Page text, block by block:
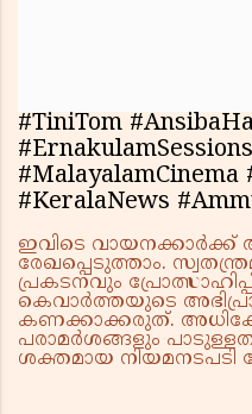
#TiniTom
#MalayalamCinema
#KeralaNews
ഇവിടെ വായനക്കാർക്ക്
രേഖപ്പെടുത്താം.
പ്രകടനവും
കെവാർത്തയുടെ
കണക്കാക്കരുത്.
പരാമർശങ്ങളും
ശക്തമായ നിയമനടപടി